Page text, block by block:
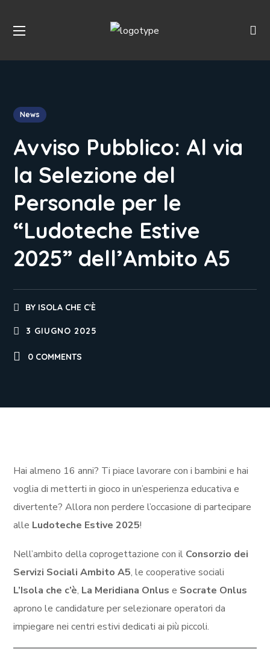
News
Avviso Pubblico: Al via
la Selezione del
Personale per le
“Ludoteche Estive
2025” dell’Ambito A5
BY ISOLA CHE C'È
3 GIUGNO 2025
0 COMMENTS
Hai almeno 16 anni? Ti piace lavorare con i bambini e hai
voglia di metterti in gioco in un’esperienza educativa e
divertente? Allora non perdere l’occasione di partecipare
alle Ludoteche Estive 2025!
Nell’ambito della coprogettazione con il Consorzio dei
Servizi Sociali Ambito A5, le cooperative sociali
L’Isola che c’è, La Meridiana Onlus e Socrate Onlus
aprono le candidature per selezionare operatori da
impiegare nei centri estivi dedicati ai più piccoli.